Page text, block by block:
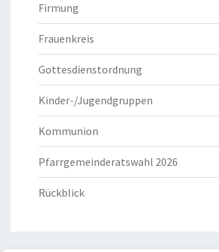
Firmung
Frauenkreis
Gottesdienstordnung
Kinder-/Jugendgruppen
Kommunion
Pfarrgemeinderatswahl 2026
Rückblick